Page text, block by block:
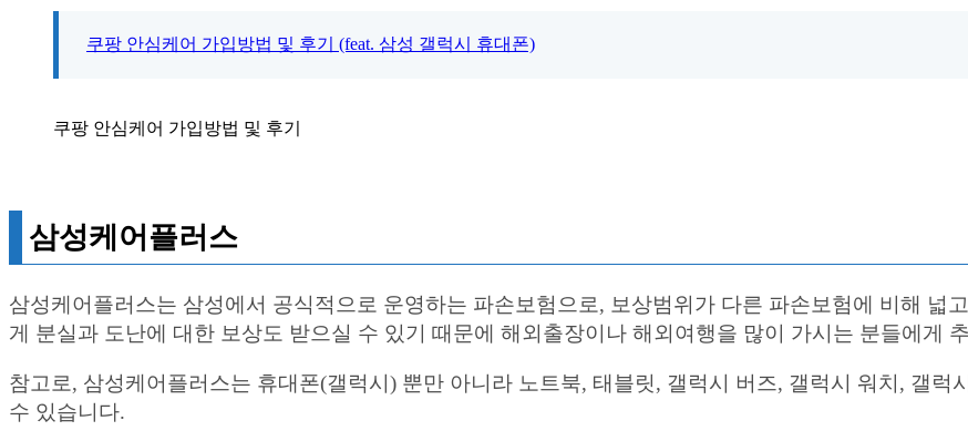
쿠팡 안심케어 가입방법 및 후기 (feat. 삼성 갤럭시 휴대폰)
쿠팡 안심케어 가입방법 및 후기
삼성케어플러스
삼성케어플러스는 삼성에서 공식적으로 운영하는 파손보험으로, 보상범위가 다른 파손보험에 비해 넓
게 분실과 도난에 대한 보상도 받으실 수 있기 때문에 해외출장이나 해외여행을 많이 가시는 분들에게
참고로, 삼성케어플러스는 휴대폰(갤럭시) 뿐만 아니라 노트북, 태블릿, 갤럭시 버즈, 갤럭시 워치, 갤럭
수 있습니다.